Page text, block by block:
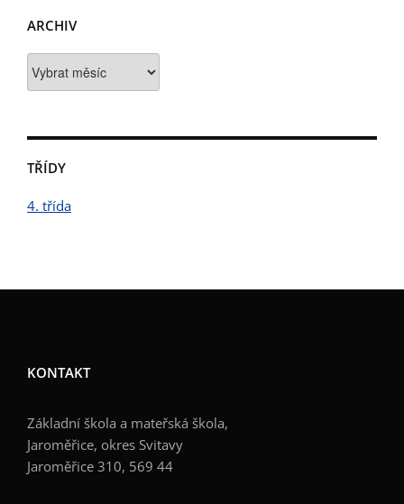
ARCHIV
TŘÍDY
4. třída
KONTAKT
Základní škola a mateřská škola,
Jaroměřice, okres Svitavy
Jaroměřice 310, 569 44